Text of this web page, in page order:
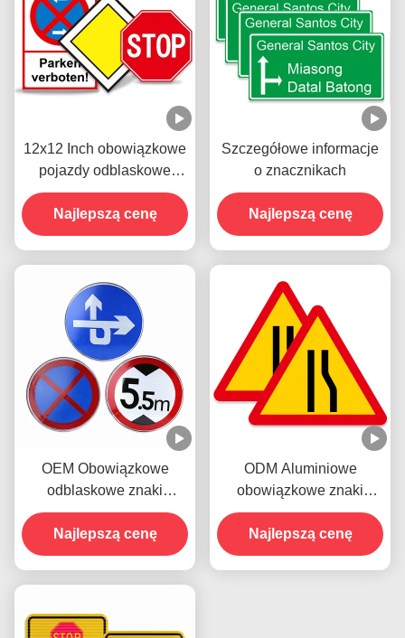
12x12 Inch obowiązkowe
pojazdy odblaskowe
znaki drogowe zatrzymać
na ulicy
Najlepszą cenę
Szczegółowe informacje
o znacznikach
Najlepszą cenę
OEM Obowiązkowe
odblaskowe znaki
drogowe Ograniczenie
prędkości dla ostrzeżeń
bezpieczeństwa
Najlepszą cenę
ODM Aluminiowe
obowiązkowe znaki
drogowe dla pojazdów
drukowalnych
Najlepszą cenę